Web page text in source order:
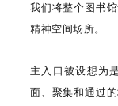
我们将整个图书
精神空间场所。
主入口被设想为
面、聚集和通过